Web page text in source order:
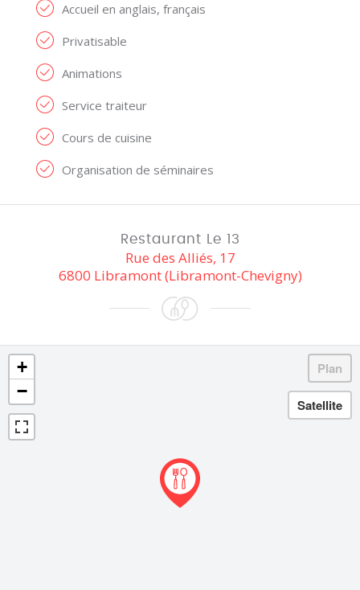
Accueil en anglais, français
Privatisable
Animations
Service traiteur
Cours de cuisine
Organisation de séminaires
Restaurant Le 13
Rue des Alliés, 17
6800 Libramont (Libramont-Chevigny)
+
−